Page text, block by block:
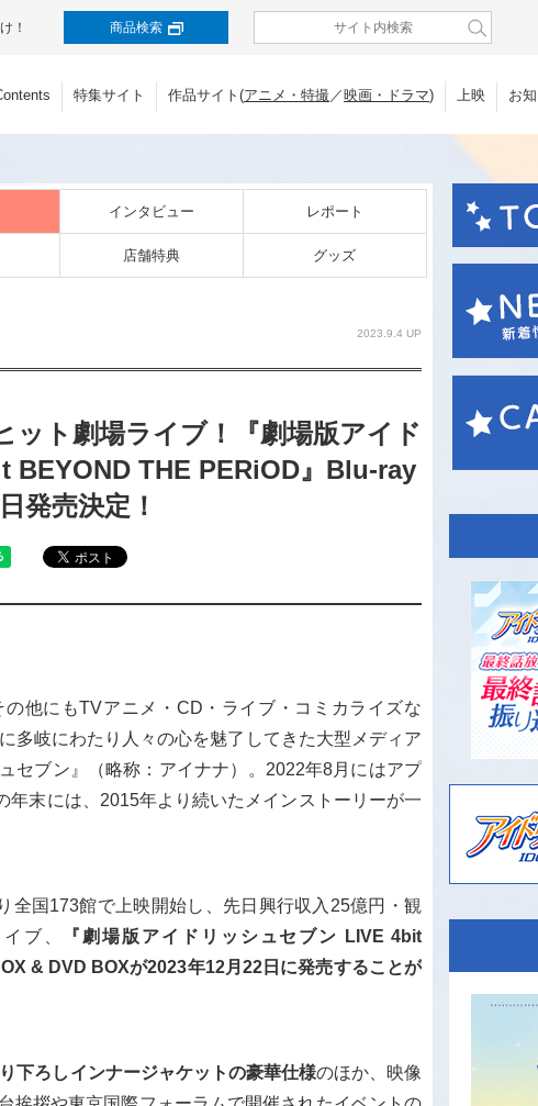
！ 商品検索
特集サイト 作品サイト(アニメ・特撮／映画・ドラマ) 上映 お
インタビュー レポート
店舗特典 グッズ
2023.9.4 UP
ット劇場ライブ！『劇場版アイド
BEYOND THE PERiOD』Blu-ray
発売決定！
他にもTVアニメ・CD・ライブ・コミカライズな
多岐にわたり人々の心を魅了してきた大型メディア
セブン』（略称：アイナナ）。2022年8月にはアプ
年末には、2015年より続いたメインストーリーが一
全国173館で上映開始し、先日興行収入25億円・観
ブ、
『劇場版アイドリッシュセブン LIVE 4bit
& DVD BOXが2023年12月22日に発売することが
下ろしインナージャケットの豪華仕様のほか、映像